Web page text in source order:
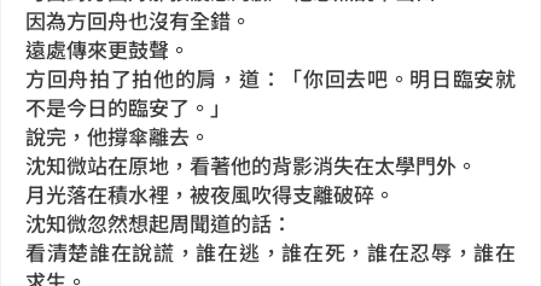
因為方回舟也沒有全錯。
遠處傳來更鼓聲。
方回舟拍了拍他的肩，道：「你回去吧。明日臨安就
不是今日的臨安了。」
說完，他撐傘離去。
沈知微站在原地，看著他的背影消失在太學門外。
月光落在積水裡，被夜風吹得支離破碎。
沈知微忽然想起周聞道的話：
看清楚誰在說謊，誰在逃，誰在死，誰在忍辱，誰在